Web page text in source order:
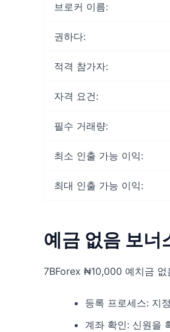
브로커 이름:
권하다:
적격 참가자:
자격 요건:
필수 거래량:
최소 인출 가능 이익:
최대 인출 가능 이익:
예금 없음 보너
7BForex ₦10,000 예치금 없
등록 프로세스: 지
계좌 확인: 신원을